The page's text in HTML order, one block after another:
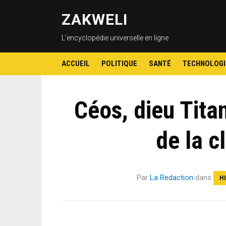
ZAKWELI
L’encyclopédie universelle en ligne
ACCUEIL POLITIQUE SANTÉ
Céos, dieu
de la
Par La Redaction dans